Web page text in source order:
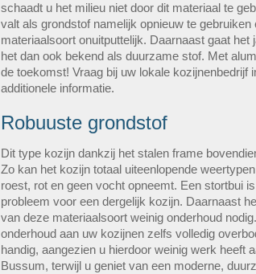
schaadt u het milieu niet door dit materiaal te
valt als grondstof namelijk opnieuw te gebruiken
materiaalsoort onuitputtelijk. Daarnaast gaat het
het dan ook bekend als duurzame stof. Met
de toekomst! Vraag bij uw lokale kozijnenbedrijf
additionele informatie.
Robuuste grondstof
Dit type kozijn dankzij het stalen frame
Zo kan het kozijn totaal uiteenlopende
roest, rot en geen vocht opneemt. Een stortbui
probleem voor een dergelijk kozijn. Daarnaast
van deze materiaalsoort weinig onderhoud
onderhoud aan uw kozijnen zelfs volledig
handig, aangezien u hierdoor weinig werk heeft
Bussum, terwijl u geniet van een moderne,